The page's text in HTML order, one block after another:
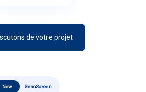
de votre projet
New GenoScreen